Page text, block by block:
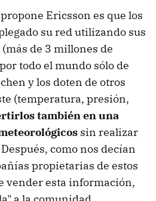
Ericsson es que los
su red utilizando sus
de 3 millones de
todo el mundo sólo de
y los doten de otros
(temperatura, presión,
también en una
sin realizar
como nos decían
propietarias de estos
vender esta información,